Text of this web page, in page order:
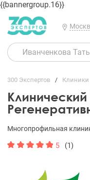
{{bannergroup.16}}
300 Экспертов Клиники
Многопрофильная
5 (1)
ГЛАВНАЯ